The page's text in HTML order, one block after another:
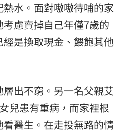
水。面對嗷嗷待哺的家
慮賣掉自己年僅7歲的
是換取現金、餵飽其他
出不窮。另一名父親艾
兒患有重病，而家裡根
醫生。在走投無路的情